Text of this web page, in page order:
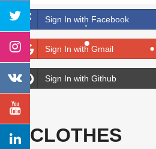
Sign In with Facebook
Sign In with Gmail
Sign In with Github
CLOTHES